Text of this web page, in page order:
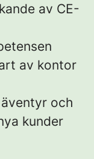
av CE-
av kontor
och
kunder